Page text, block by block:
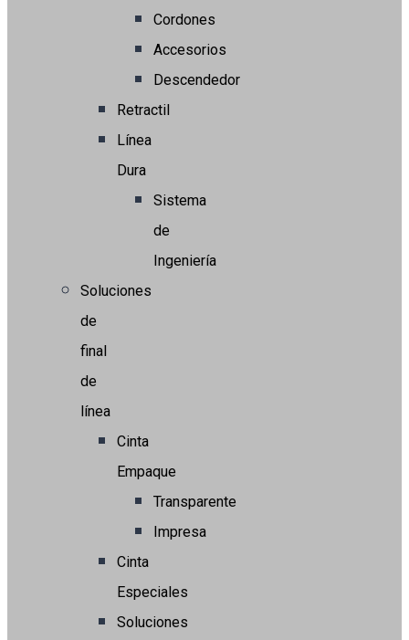
Cordones
Accesorios
Descendedor
Retractil
Línea
Dura
Sistema
de
Ingeniería
Soluciones
de
final
de
línea
Cinta
Empaque
Transparente
Impresa
Cinta
Especiales
Soluciones